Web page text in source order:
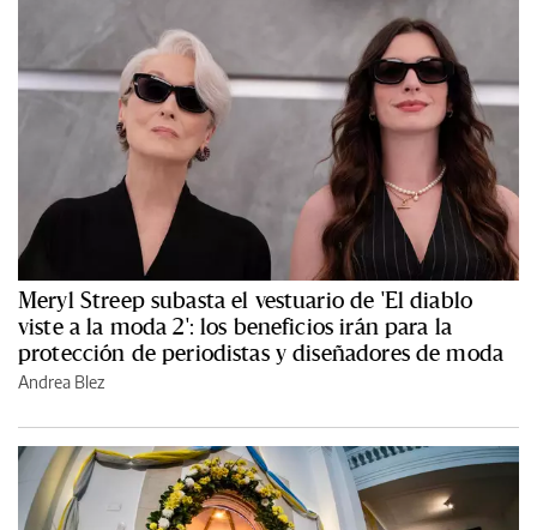
Meryl Streep subasta el vestuario de 'El diablo
viste a la moda 2': los beneficios irán para la
protección de periodistas y diseñadores de moda
Andrea Blez